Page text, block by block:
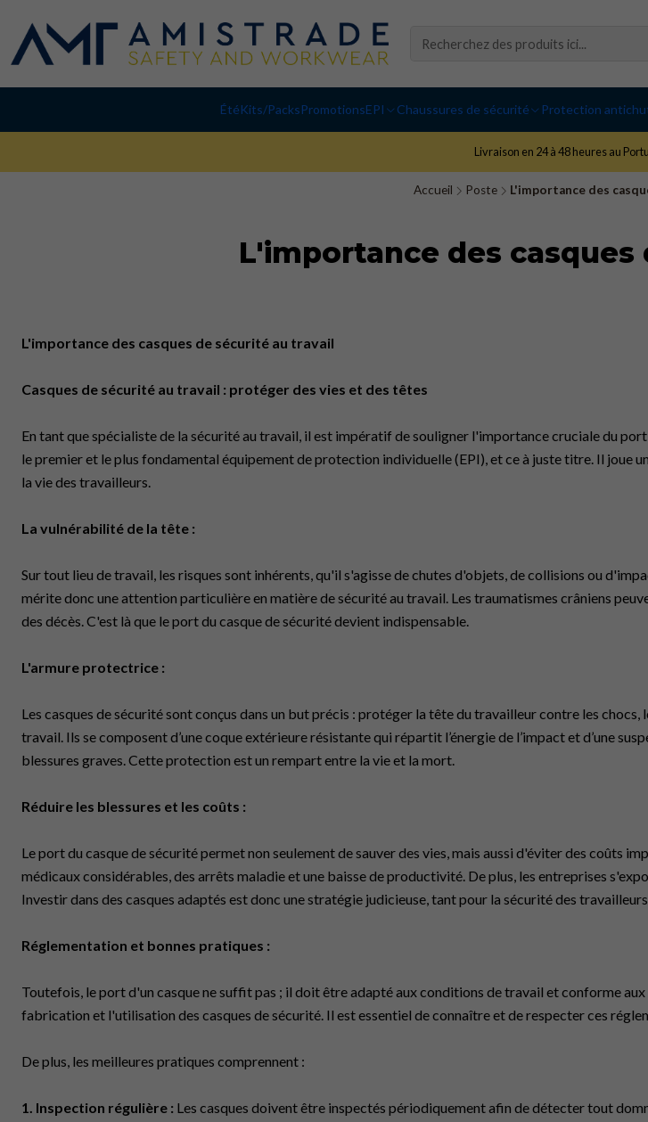
ÉtéKits/PacksPromotionsEPI Chaussures de sécurité Protection
Livraison en 24 à 48 heures au
Accueil Poste L'importance des
L'importance des
L'importance des casques de sécurité au travail
Casques de sécurité au travail : protéger des vies et des têtes
En tant que spécialiste de la sécurité au travail, il est impératif de souligner l'importance cruciale du
le premier et le plus fondamental équipement de protection individuelle (EPI), et ce à juste titre. Il joue
la vie des travailleurs.
La vulnérabilité de la tête :
Sur tout lieu de travail, les risques sont inhérents, qu'il s'agisse de chutes d'objets, de collisions ou
mérite donc une attention particulière en matière de sécurité au travail. Les traumatismes crâniens
des décès. C'est là que le port du casque de sécurité devient indispensable.
L'armure protectrice :
Les casques de sécurité sont conçus dans un but précis : protéger la tête du travailleur contre les
travail. Ils se composent d’une coque extérieure résistante qui répartit l’énergie de l’impact et d’une
blessures graves. Cette protection est un rempart entre la vie et la mort.
Réduire les blessures et les coûts :
Le port du casque de sécurité permet non seulement de sauver des vies, mais aussi d'éviter des coûts
médicaux considérables, des arrêts maladie et une baisse de productivité. De plus, les entreprises
Investir dans des casques adaptés est donc une stratégie judicieuse, tant pour la sécurité des
Réglementation et bonnes pratiques :
Toutefois, le port d'un casque ne suffit pas ; il doit être adapté aux conditions de travail et conforme
fabrication et l'utilisation des casques de sécurité. Il est essentiel de connaître et de respecter ces
De plus, les meilleures pratiques comprennent :
1. Inspection régulière : Les casques doivent être inspectés périodiquement afin de détecter tout